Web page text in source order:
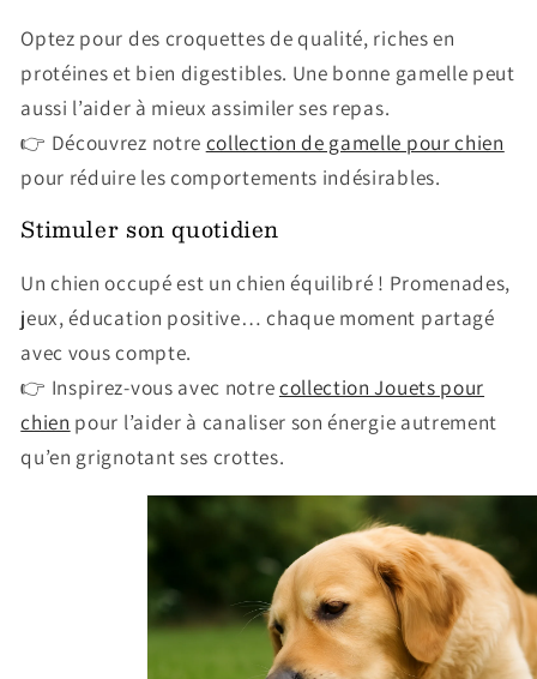
Optez pour des croquettes de qualité, riches en
protéines et bien digestibles. Une bonne gamelle peut
aussi l’aider à mieux assimiler ses repas.
👉 Découvrez notre collection de gamelle pour chien
pour réduire les comportements indésirables.
Stimuler son quotidien
Un chien occupé est un chien équilibré ! Promenades,
jeux, éducation positive… chaque moment partagé
avec vous compte.
👉 Inspirez-vous avec notrecollection Jouets pour
chien pour l’aider à canaliser son énergie autrement
qu’en grignotant ses crottes.